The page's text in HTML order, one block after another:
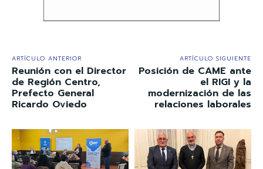
ARTÍCULO ANTERIOR
Reunión con el Director
de Región Centro,
Prefecto General
Ricardo Oviedo
ARTÍCULO SIGUIENTE
Posición de CAME ante
el RIGI y la
modernización de las
relaciones laborales